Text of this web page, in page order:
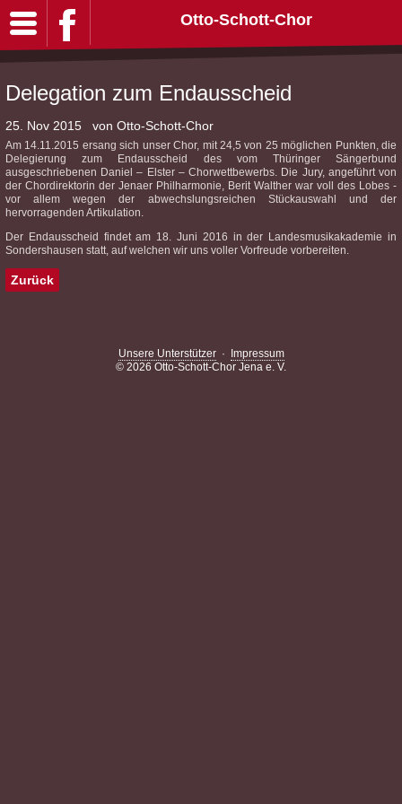
Otto-Schott-Chor
Delegation zum Endausscheid
25. Nov 2015 von Otto-Schott-Chor
Am 14.11.2015 ersang sich unser Chor, mit 24,5 von 25 möglichen Punkten, die
Delegierung zum Endausscheid des vom Thüringer Sängerbund
ausgeschriebenen Daniel – Elster – Chorwettbewerbs. Die Jury, angeführt von
der Chordirektorin der Jenaer Philharmonie, Berit Walther war voll des Lobes -
vor allem wegen der abwechslungsreichen Stückauswahl und der
hervorragenden Artikulation.
Der Endausscheid findet am 18. Juni 2016 in der Landesmusikakademie in
Sondershausen statt, auf welchen wir uns voller Vorfreude vorbereiten.
Zurück
Unsere Unterstützer·
Impressum
© 2026 Otto-Schott-Chor Jena e. V.